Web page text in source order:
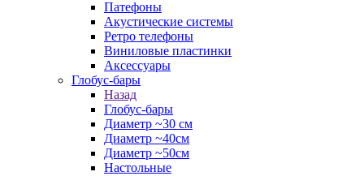
Патефоны
Акустические системы
Ретро телефоны
Виниловые пластинки
Аксессуары
Глобус-бары
Назад
Глобус-бары
Диаметр ~30 см
Диаметр ~40см
Диаметр ~50см
Настольные